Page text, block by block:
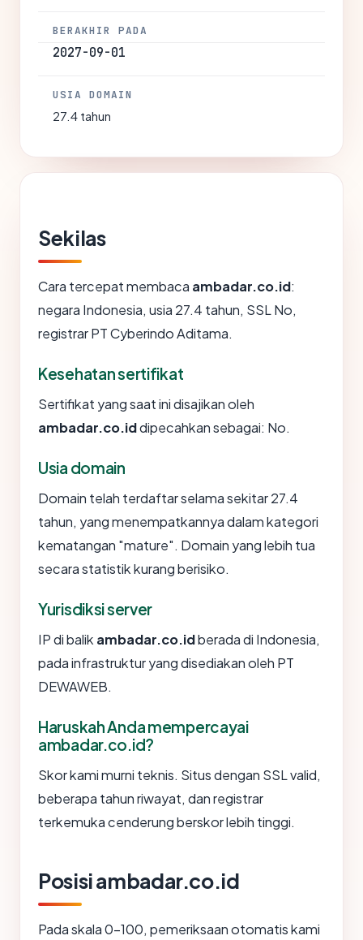
BERAKHIR PADA
2027-09-01
USIA DOMAIN
27.4 tahun
Sekilas
Cara tercepat membaca ambadar.co.id:
negara Indonesia, usia 27.4 tahun, SSL No,
registrar PT Cyberindo Aditama.
Kesehatan sertifikat
Sertifikat yang saat ini disajikan oleh
ambadar.co.iddipecahkan sebagai: No.
Usia domain
Domain telah terdaftar selama sekitar 27.4
tahun, yang menempatkannya dalam kategori
kematangan "mature". Domain yang lebih tua
secara statistik kurang berisiko.
Yurisdiksi server
IP di balik ambadar.co.idberada di Indonesia,
pada infrastruktur yang disediakan oleh PT
DEWAWEB.
Haruskah Anda mempercayai
ambadar.co.id?
Skor kami murni teknis. Situs dengan SSL valid,
beberapa tahun riwayat, dan registrar
terkemuka cenderung berskor lebih tinggi.
Posisi ambadar.co.id
Pada skala 0-100, pemeriksaan otomatis kami